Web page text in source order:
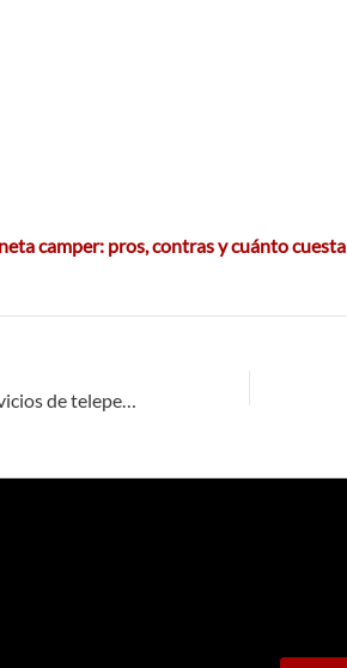
camper: pros, contras y cuánto cuesta